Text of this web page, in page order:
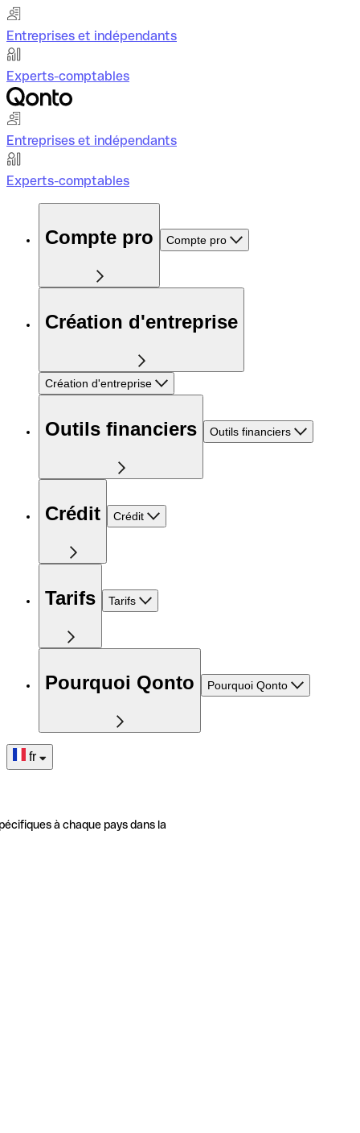
Entreprises et indépendants
Experts-comptables
Entreprises et indépendants
Experts-comptables
Compte pro Compte pro
Création d'entreprise
Création d'entreprise
Outils financiers Outils financiers
Crédit Crédit
Tarifs Tarifs
Pourquoi Qonto Pourquoi Qonto
fr
à chaque pays dans la